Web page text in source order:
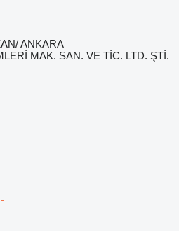
ANKARA
MAK. SAN. VE TİC. LTD. ŞTİ.